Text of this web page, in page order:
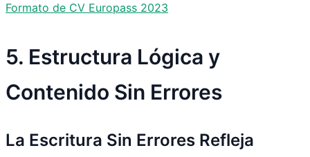
Formato de CV Europass 2023
5. Estructura Lógica y
Contenido Sin Errores
La Escritura Sin Errores Refleja